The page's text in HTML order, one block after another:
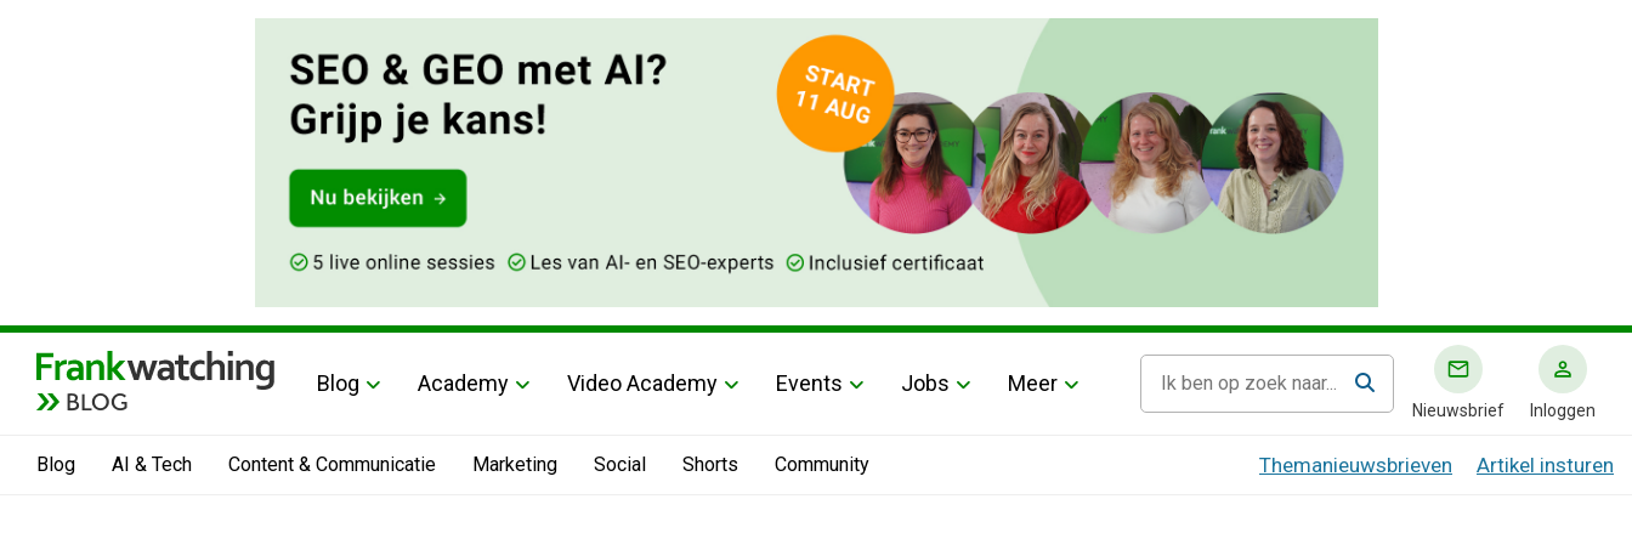
BLOG
Blog Academy Video Academy Events Jobs Meer
Nieuwsbrief Inloggen
Blog AI & Tech Content & Communicatie Marketing Social Shorts Community Themanieuwsbrieven Artikel insturen